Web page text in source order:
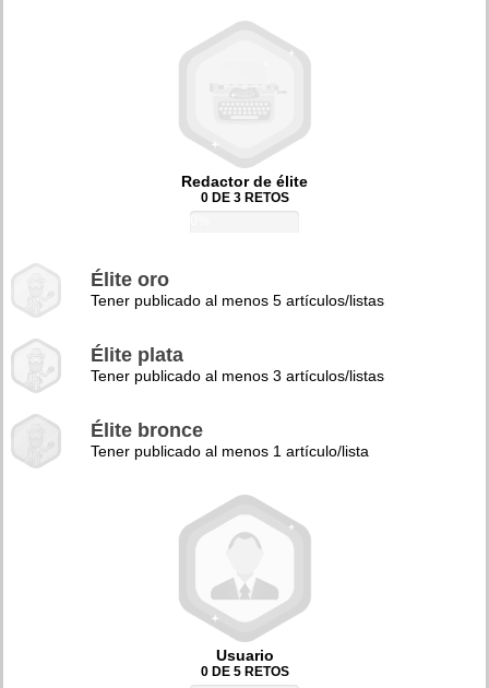
Redactor de élite
0 DE 3 RETOS
Élite oro
Tener publicado al menos 5 artículos/listas
Élite plata
Tener publicado al menos 3 artículos/listas
Élite bronce
Tener publicado al menos 1 artículo/lista
Usuario
0 DE 5 RETOS